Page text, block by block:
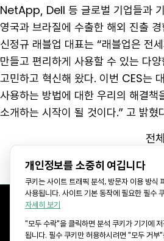
NetApp, Dell 등 글로벌 기업들과
영국과 브라질에 수출한 해외 진출
신정규 래블업 대표는 “래블업은 전
만들고 편리하게 사용할 수 있는 다양
고민하고 혁신해 왔다. 이번 CES는
사용하는 방법에 대한 우리의 해결책
소개하는 시작이 될 것이다.” 고 밝혔
전
KR Office: 서울특별시 강남구 선릉로 577 CR타워
US Office: 3003 N First st, Suite 221, San
개인정보를 소중히 여깁니다
쿠키는 사이트 트래픽 분석, 방문자 이용 방식
사용됩니다. 사이트 기본 동작에 필요한 필수
자세히 보기
"모두 수락"을 클릭하면 분석 쿠키가 기기에
됩니다. 필수 쿠키만 허용하시려면 "모두 거부